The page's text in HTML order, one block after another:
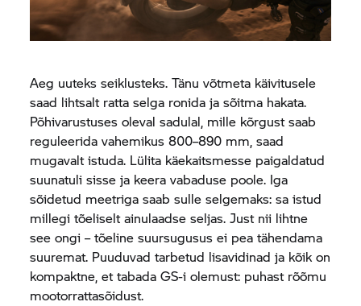
Aeg uuteks seiklusteks. Tänu võtmeta käivitusele
saad lihtsalt ratta selga ronida ja sõitma hakata.
Põhivarustuses oleval sadulal, mille kõrgust saab
reguleerida vahemikus 800–890 mm, saad
mugavalt istuda. Lülita käekaitsmesse paigaldatud
suunatuli sisse ja keera vabaduse poole. Iga
sõidetud meetriga saab sulle selgemaks: sa istud
millegi tõeliselt ainulaadse seljas. Just nii lihtne
see ongi – tõeline suursugusus ei pea tähendama
suuremat. Puuduvad tarbetud lisavidinad ja kõik on
kompaktne, et tabada GS-i olemust: puhast rõõmu
mootorrattasõidust.